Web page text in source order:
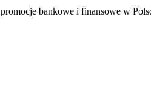
bankowe i finansowe w